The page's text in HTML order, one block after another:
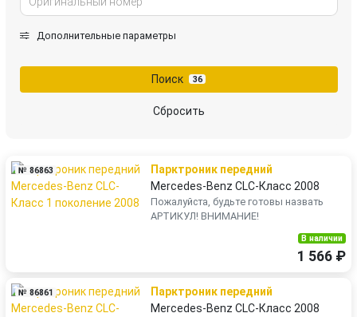
Дополнительные параметры
Поиск 36
Сбросить
№ 86863
Парктроник передний
Mercedes-Benz CLC-Класс 2008
Пожалуйста, будьте готовы назвать
АРТИКУЛ! ВНИМАНИЕ!
В наличии
1 566 ₽
№ 86861
Парктроник передний
Mercedes-Benz CLC-Класс 2008